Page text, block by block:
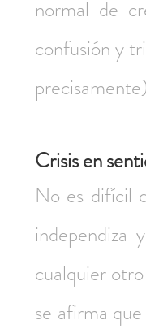
normal de
confusión y
Crisis en
No es difícil
independiza
cualquier
se afirma